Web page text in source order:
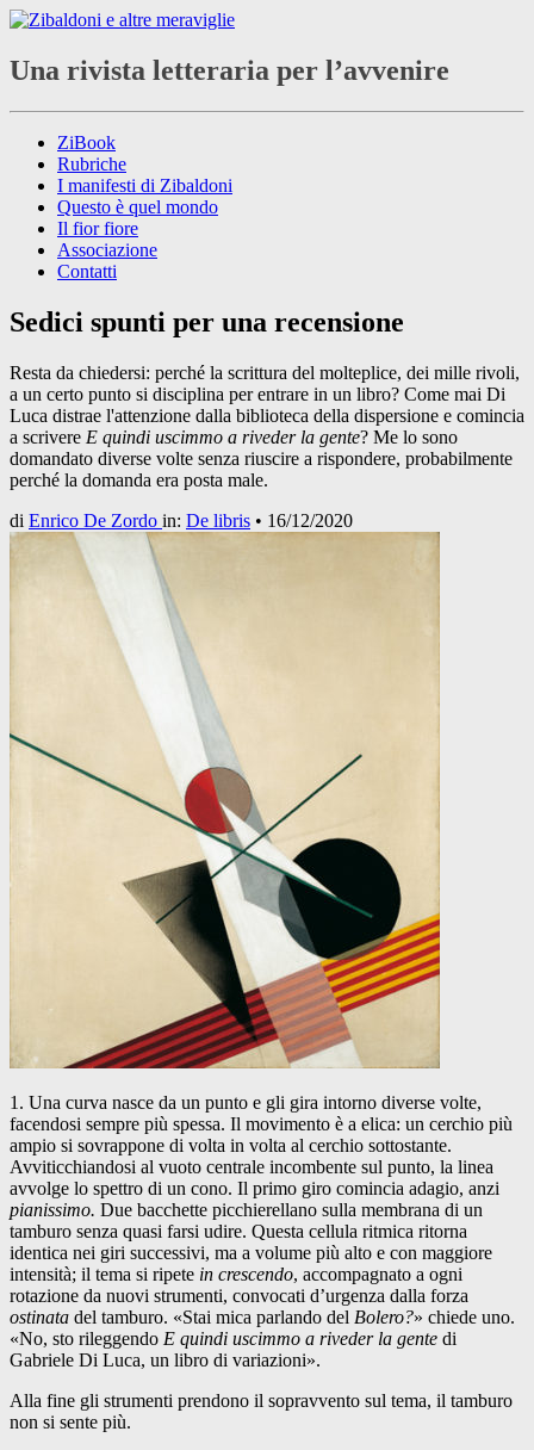
Una rivista letteraria per l’avvenire
ZiBook
Rubriche
I manifesti di Zibaldoni
Questo è quel mondo
Il fior fiore
Associazione
Contatti
Sedici spunti per una recensione
Resta da chiedersi: perché la scrittura del molteplice, dei mille rivoli,
a un certo punto si disciplina per entrare in un libro? Come mai Di
Luca distrae l'attenzione dalla biblioteca della dispersione e comincia
a scrivere E quindi uscimmo a riveder la gente? Me lo sono
domandato diverse volte senza riuscire a rispondere, probabilmente
perché la domanda era posta male.
di Enrico De Zordo in: De libris • 16/12/2020
1. Una curva nasce da un punto e gli gira intorno diverse volte,
facendosi sempre più spessa. Il movimento è a elica: un cerchio più
ampio si sovrappone di volta in volta al cerchio sottostante.
Avviticchiandosi al vuoto centrale incombente sul punto, la linea
avvolge lo spettro di un cono. Il primo giro comincia adagio, anzi
pianissimo. Due bacchette picchierellano sulla membrana di un
tamburo senza quasi farsi udire. Questa cellula ritmica ritorna
identica nei giri successivi, ma a volume più alto e con maggiore
intensità; il tema si ripete in crescendo, accompagnato a ogni
rotazione da nuovi strumenti, convocati d’urgenza dalla forza
ostinata del tamburo. «Stai mica parlando del Bolero?» chiede uno.
«No, sto rileggendo E quindi uscimmo a riveder la gente di
Gabriele Di Luca, un libro di variazioni».
Alla fine gli strumenti prendono il sopravvento sul tema, il tamburo
non si sente più.